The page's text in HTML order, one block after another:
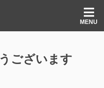
MENU
ございます